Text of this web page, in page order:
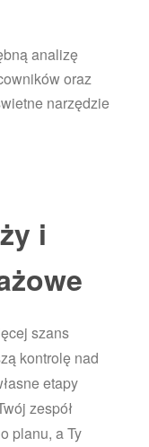
analizę
oraz
narzędzie
i
szans
kontrolę nad
etapy
zespół
planu, a Ty